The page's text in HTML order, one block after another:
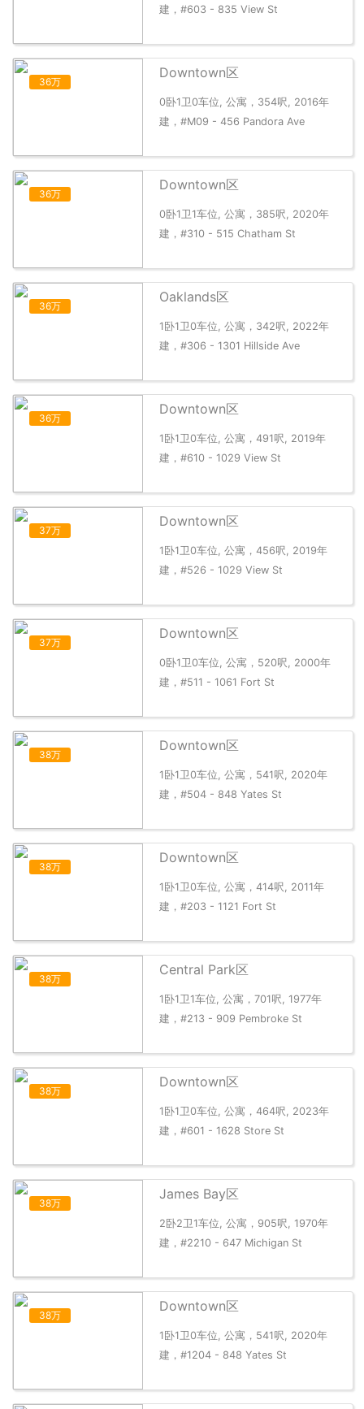
建，#603 - 835 View St
36万
Downtown区
0卧1卫0车位, 公寓，354呎, 2016年
建，#M09 - 456 Pandora Ave
36万
Downtown区
0卧1卫1车位, 公寓，385呎, 2020年
建，#310 - 515 Chatham St
36万
Oaklands区
1卧1卫0车位, 公寓，342呎, 2022年
建，#306 - 1301 Hillside Ave
36万
Downtown区
1卧1卫0车位, 公寓，491呎, 2019年
建，#610 - 1029 View St
37万
Downtown区
1卧1卫0车位, 公寓，456呎, 2019年
建，#526 - 1029 View St
37万
Downtown区
0卧1卫0车位, 公寓，520呎, 2000年
建，#511 - 1061 Fort St
38万
Downtown区
1卧1卫0车位, 公寓，541呎, 2020年
建，#504 - 848 Yates St
38万
Downtown区
1卧1卫0车位, 公寓，414呎, 2011年
建，#203 - 1121 Fort St
38万
Central Park区
1卧1卫1车位, 公寓，701呎, 1977年
建，#213 - 909 Pembroke St
38万
Downtown区
1卧1卫0车位, 公寓，464呎, 2023年
建，#601 - 1628 Store St
38万
James Bay区
2卧2卫1车位, 公寓，905呎, 1970年
建，#2210 - 647 Michigan St
38万
Downtown区
1卧1卫0车位, 公寓，541呎, 2020年
建，#1204 - 848 Yates St